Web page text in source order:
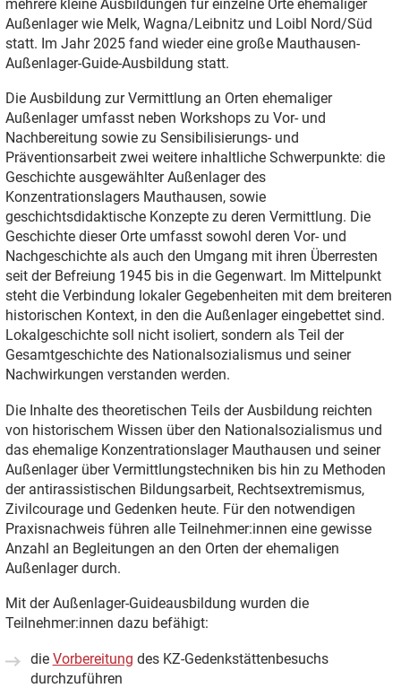
mehrere kleine Ausbildungen für einzelne Orte ehemaliger
Außenlager wie Melk, Wagna/Leibnitz und Loibl Nord/Süd
statt. Im Jahr 2025 fand wieder eine große Mauthausen-
Außenlager-Guide-Ausbildung statt.
Die Ausbildung zur Vermittlung an Orten ehemaliger
Außenlager umfasst neben Workshops zu Vor- und
Nachbereitung sowie zu Sensibilisierungs- und
Präventionsarbeit zwei weitere inhaltliche Schwerpunkte: die
Geschichte ausgewählter Außenlager des
Konzentrationslagers Mauthausen, sowie
geschichtsdidaktische Konzepte zu deren Vermittlung. Die
Geschichte dieser Orte umfasst sowohl deren Vor- und
Nachgeschichte als auch den Umgang mit ihren Überresten
seit der Befreiung 1945 bis in die Gegenwart. Im Mittelpunkt
steht die Verbindung lokaler Gegebenheiten mit dem breiteren
historischen Kontext, in den die Außenlager eingebettet sind.
Lokalgeschichte soll nicht isoliert, sondern als Teil der
Gesamtgeschichte des Nationalsozialismus und seiner
Nachwirkungen verstanden werden.
Die Inhalte des theoretischen Teils der Ausbildung reichten
von historischem Wissen über den Nationalsozialismus und
das ehemalige Konzentrationslager Mauthausen und seiner
Außenlager über Vermittlungstechniken bis hin zu Methoden
der antirassistischen Bildungsarbeit, Rechtsextremismus,
Zivilcourage und Gedenken heute. Für den notwendigen
Praxisnachweis führen alle Teilnehmer:innen eine gewisse
Anzahl an Begleitungen an den Orten der ehemaligen
Außenlager durch.
Mit der Außenlager-Guideausbildung wurden die
Teilnehmer:innen dazu befähigt:
die Vorbereitung des KZ-Gedenkstättenbesuchs
durchzuführen